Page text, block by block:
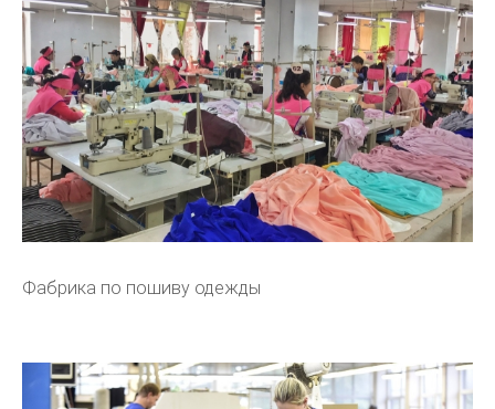
Фабрика по пошиву одежды